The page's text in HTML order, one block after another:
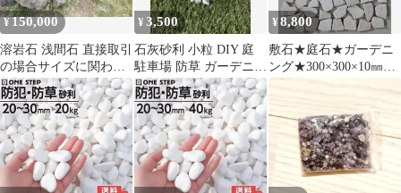
品 園芸用品 園芸 ガー
デン 庭用 玄関 最高
級 特上
¥150,000
溶岩石 浅間石 直接取引
の場合サイズに関わら
ず1個1,000円
¥3,500
石灰砂利 小粒 DIY 庭
駐車場 防草 ガーデニン
グ 25キロ エクステリ
ア
¥8,800
敷石★庭石★ガーデニ
ング★300×300×10㎜★
シート11枚【送料無